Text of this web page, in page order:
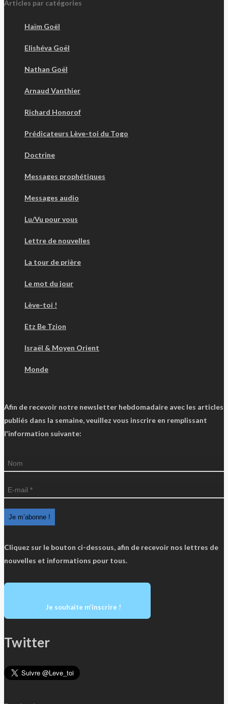
Articles par catégories
Haïm Goël
Elishéva Goël
Nathan Goël
Arnaud Vanthier
Richard Honorof
Prédicateurs Lève-toi du Togo
Doctrine
Messages prophétiques
Messages audio
Lu/Vu pour vous
Lettre de nouvelles
La tour de prière
Le mot du jour
Lève-toi !
Etz Be Tzion
Israël & Moyen Orient
Monde
Afin de recevoir notre newsletter hebdomadaire avec les articles
publiés dans la semaine, veuillez vous inscrire en remplissant
l'information suivante:
Cliquez sur le bouton ci-dessous, afin de recevoir nos lettres de
nouvelles et informations pour tous.
Je souhaite m’inscrire !
Twitter